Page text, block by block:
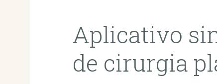
Aplicativo
de cirurgia